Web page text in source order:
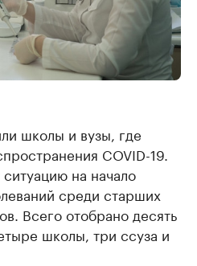
школы и вузы, где
COVID-19.
на начало
среди старших
Всего отобрано десять
школы, три ссуза и